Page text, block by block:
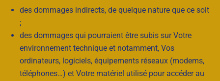
des dommages indirects, de quelque nature que ce soit
;
des dommages qui pourraient être subis sur Votre
environnement technique et notamment, Vos
ordinateurs, logiciels, équipements réseaux (modems,
téléphones…) et Votre matériel utilisé pour accéder au